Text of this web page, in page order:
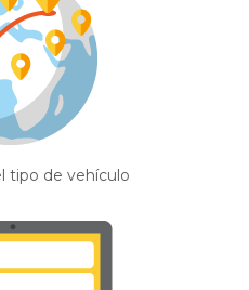
tipo de vehículo